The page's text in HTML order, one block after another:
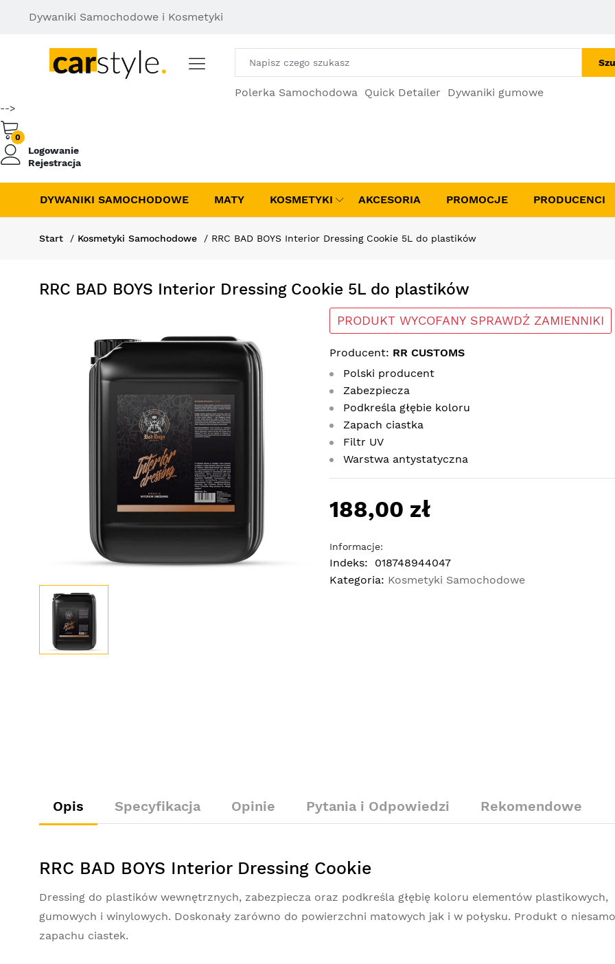
Dywaniki Samochodowe i Kosmetyki
Polerka Samochodowa Quick Detailer Dywaniki gumowe
-->
0
Logowanie
Rejestracja
DYWANIKI SAMOCHODOWE MATY KOSMETYKI AKCESORIA PROMOCJE PRODUCENCI
Start Kosmetyki Samochodowe RRC BAD BOYS Interior Dressing Cookie 5L do plastików
RRC BAD BOYS Interior Dressing Cookie 5L do plastików
PRODUKT WYCOFANY SPRAWDŹ ZAMIENNIKI
Producent: RR CUSTOMS
Polski producent
Zabezpiecza
Podkreśla głębie koloru
Zapach ciastka
Filtr UV
Warstwa antystatyczna
188,00 zł
Informacje:
Indeks:
018748944047
Kategoria: Kosmetyki Samochodowe
Opis Specyfikacja Opinie Pytania i Odpowiedzi Rekomendowe
RRC BAD BOYS Interior Dressing Cookie
Dressing do plastików wewnętrznych, zabezpiecza oraz podkreśla głębię koloru elementów plastikowych,
gumowych i winylowych. Doskonały zarówno do powierzchni matowych jak i w połysku. Produkt o
zapachu ciastek.